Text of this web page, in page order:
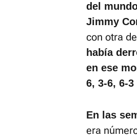
del
Jimmy
con otra
había
en ese
6, 3-6, 6-3
En las
era